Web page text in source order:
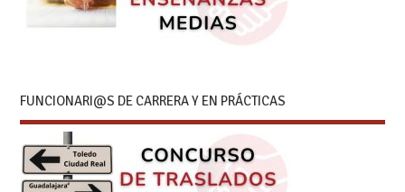
FUNCIONARI@S DE CARRERA Y EN PRÁCTICAS